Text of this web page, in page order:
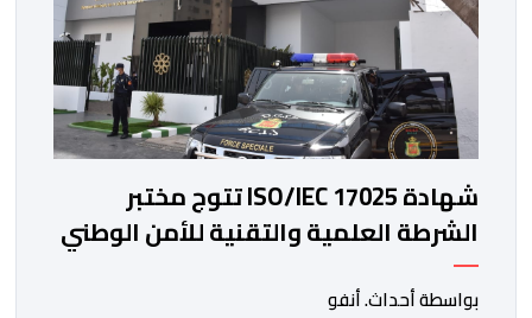
شهادة ISO/IEC 17025 تتوج مختبر
الشرطة العلمية والتقنية للأمن الوطني
في مختلف الخبرات الجنائية
بواسطة أحداث. أنفو